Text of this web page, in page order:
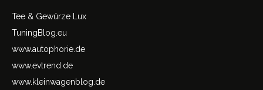
Tee & Gewürze Lux
TuningBlog.eu
www.autophorie.de
www.evtrend.de
www.kleinwagenblog.de